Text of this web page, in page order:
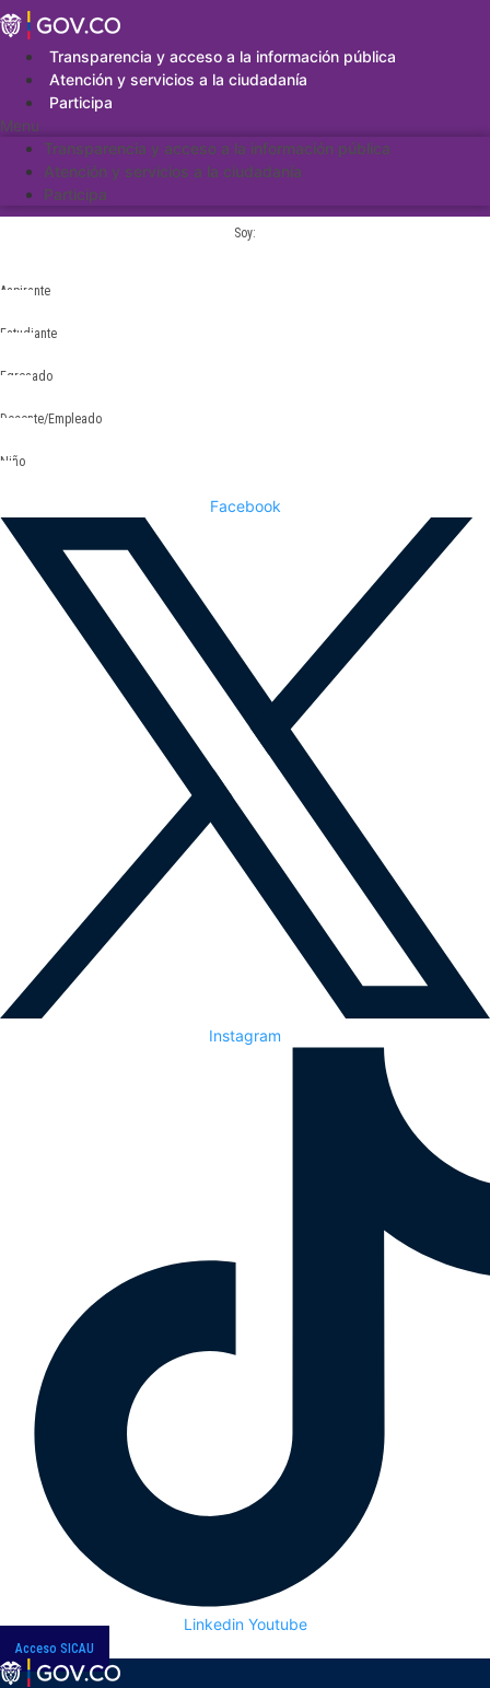
Saltar
al
contenidoTransparencia y acceso a la información pública
Atención y servicios a la ciudadanía
Participa
Menu
Transparencia y acceso a la información pública
Atención y servicios a la ciudadanía
Participa
Soy:
Aspirante
Estudiante
Egresado
Docente/Empleado
Niño
Facebook
Instagram
Linkedin Youtube
Acceso SICAU